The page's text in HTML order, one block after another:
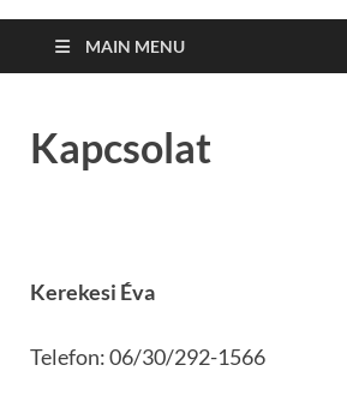
MAIN MENU
Kapcsolat
Kerekesi Éva
Telefon: 06/30/292-1566